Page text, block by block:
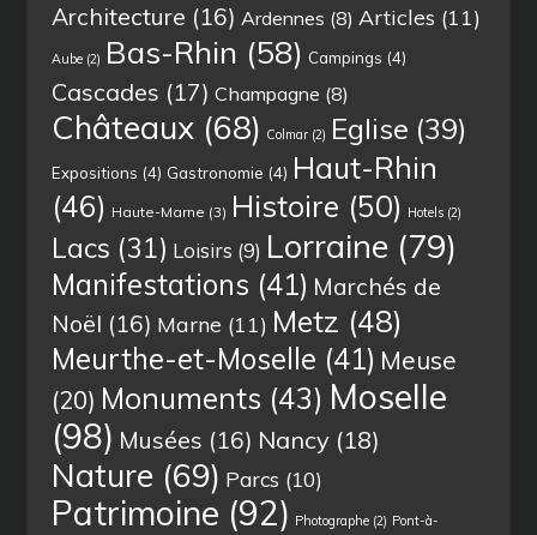
Architecture (16) Ardennes (8) Articles (11)
Aube (2) Bas-Rhin (58) Campings (4)
Cascades (17) Champagne (8)
Châteaux (68) Colmar (2) Eglise (39)
Expositions (4) Gastronomie (4) Haut-Rhin
(46) Haute-Marne (3) Histoire (50) Hotels (2)
Lacs (31) Loisirs (9) Lorraine (79)
Manifestations (41) Marchés de
Noël (16) Marne (11) Metz (48)
Meurthe-et-Moselle (41) Meuse
(20) Monuments (43) Moselle
(98) Musées (16) Nancy (18)
Nature (69) Parcs (10)
Patrimoine (92) Photographe (2) Pont-à-